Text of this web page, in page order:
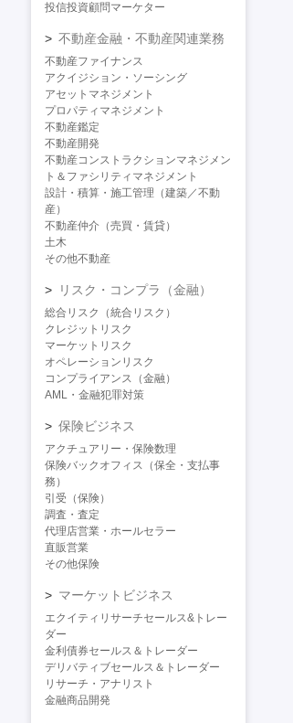
投信投資顧問マーケター
不動産金融・不動産関連業務
不動産ファイナンス
アクイジション・ソーシング
アセットマネジメント
プロパティマネジメント
不動産鑑定
不動産開発
不動産コンストラクションマネジメン
ト＆ファシリティマネジメント
設計・積算・施工管理（建築／不動
産）
不動産仲介（売買・賃貸）
土木
その他不動産
リスク・コンプラ（金融）
総合リスク（統合リスク）
クレジットリスク
マーケットリスク
オペレーションリスク
コンプライアンス（金融）
AML・金融犯罪対策
保険ビジネス
アクチュアリー・保険数理
保険バックオフィス（保全・支払事
務）
引受（保険）
調査・査定
代理店営業・ホールセラー
直販営業
その他保険
マーケットビジネス
エクイティリサーチセールス&トレー
ダー
金利債券セールス＆トレーダー
デリバティブセールス＆トレーダー
リサーチ・アナリスト
金融商品開発